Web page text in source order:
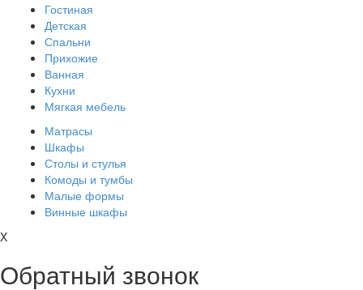
Гостиная
Детская
Спальни
Прихожие
Ванная
Кухни
Мягкая мебель
Матрасы
Шкафы
Столы и стулья
Комоды и тумбы
Малые формы
Винные шкафы
X
Обратный звонок